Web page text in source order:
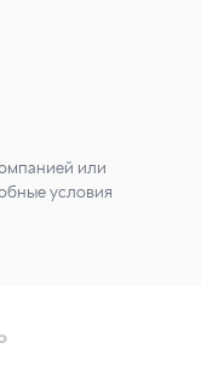
или
условия